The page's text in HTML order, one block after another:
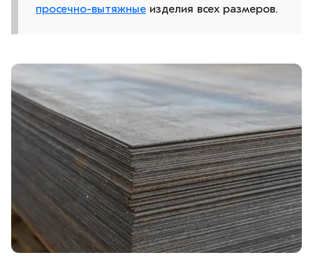
просечно-вытяжные изделия всех размеров.